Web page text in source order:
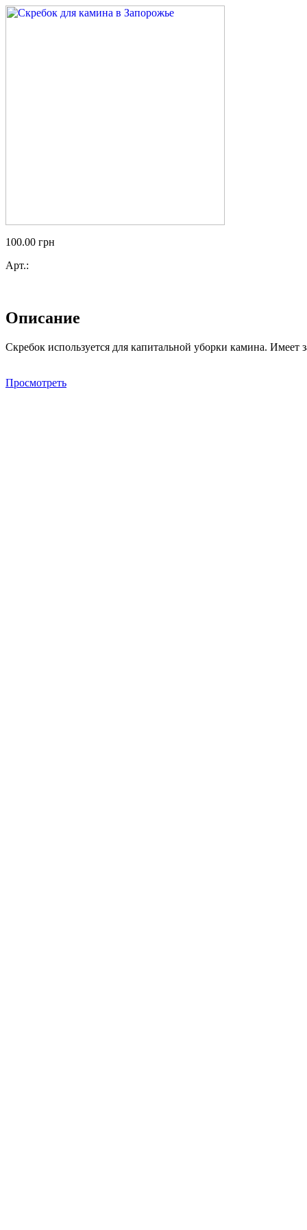
100.00 грн
Арт.:
Описание
Скребок используется для капитальной уборки камина.
Просмотреть